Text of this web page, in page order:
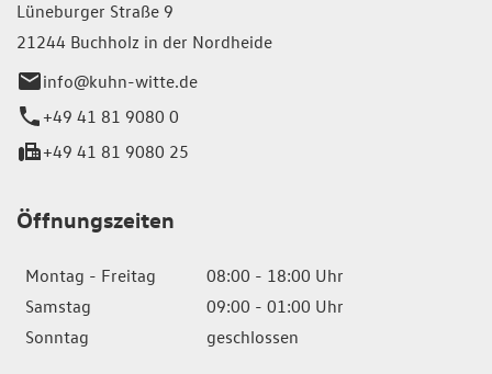
Lüneburger Straße 9
21244 Buchholz in der Nordheide
info@kuhn-witte.de
+49 41 81 9080 0
+49 41 81 9080 25
Öffnungszeiten
Montag - Freitag
08:00 - 18:00 Uhr
Samstag
09:00 - 01:00 Uhr
Sonntag
geschlossen